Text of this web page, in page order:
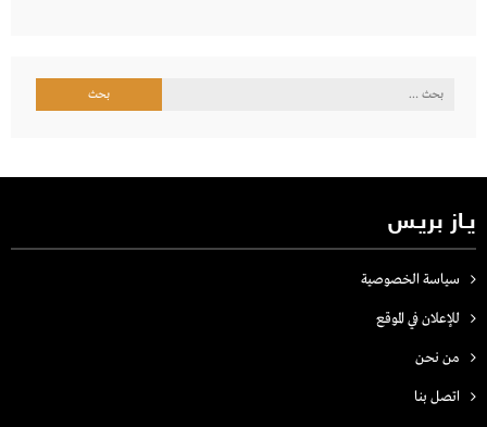
البحث
يـاز بريـس
سياسة الخصوصية
للإعلان في الموقع
من نحن
اتصل بنـا